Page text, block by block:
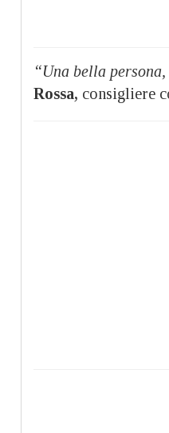
“Una bella
Rossa, consigliere